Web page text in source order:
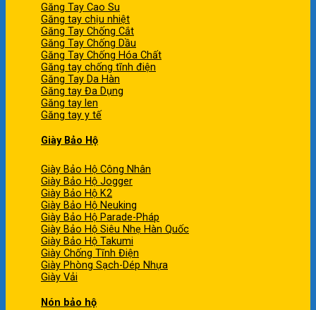
Găng Tay Cao Su
Găng tay chịu nhiệt
Găng Tay Chống Cắt
Găng Tay Chống Dầu
Găng Tay Chống Hóa Chất
Găng tay chống tĩnh điện
Găng Tay Da Hàn
Găng tay Đa Dụng
Găng tay len
Găng tay y tế
Giày Bảo Hộ
Giày Bảo Hộ Công Nhân
Giày Bảo Hộ Jogger
Giày Bảo Hộ K2
Giày Bảo Hộ Neuking
Giày Bảo Hộ Parade-Pháp
Giày Bảo Hộ Siêu Nhẹ Hàn Quốc
Giày Bảo Hộ Takumi
Giày Chống Tĩnh Điện
Giày Phòng Sạch-Dép Nhựa
Giày Vải
Nón bảo hộ